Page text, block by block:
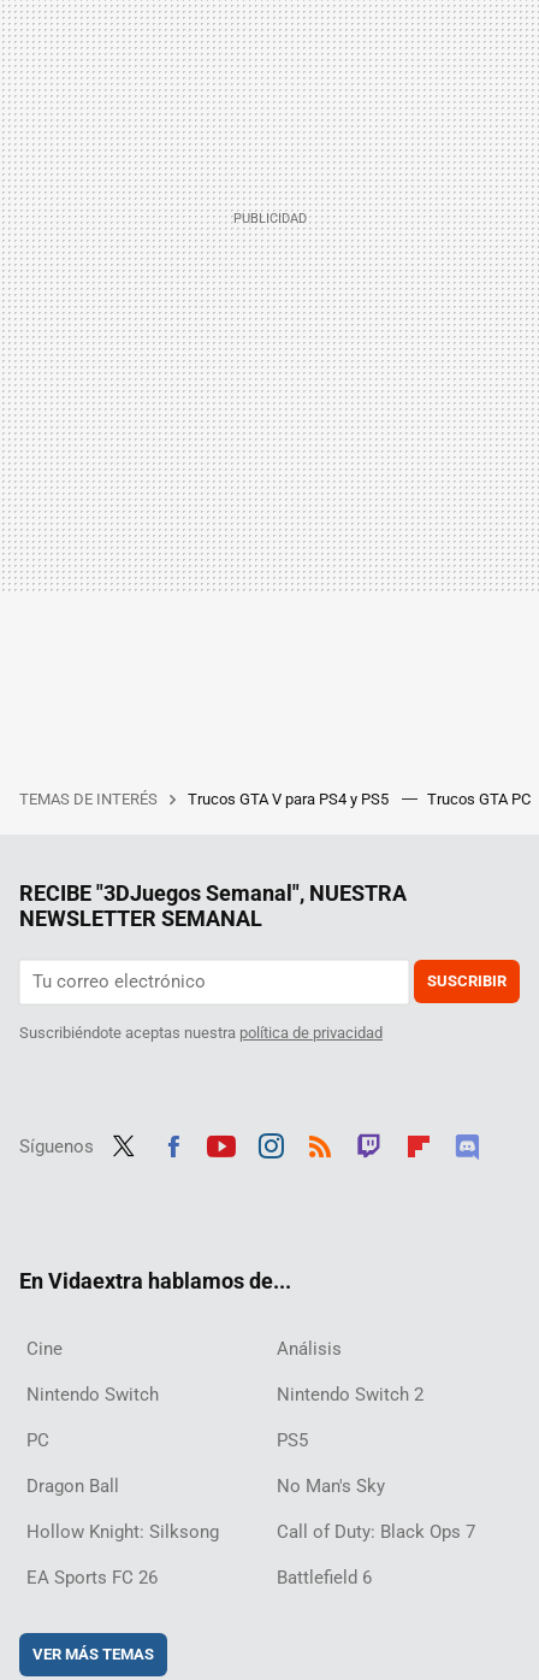
TEMAS DE INTERÉS Trucos GTA V para PS4 y PS5 Trucos GTA PC
RECIBE "3DJuegos Semanal", NUESTRA
NEWSLETTER SEMANAL
SUSCRIBIR
Suscribiéndote aceptas nuestra política de privacidad
Síguenos
En Vidaextra hablamos de...
Cine Análisis
Nintendo Switch Nintendo Switch 2
PC PS5
Dragon Ball No Man's Sky
Hollow Knight: Silksong Call of Duty: Black Ops 7
EA Sports FC 26 Battlefield 6
VER MÁS TEMAS